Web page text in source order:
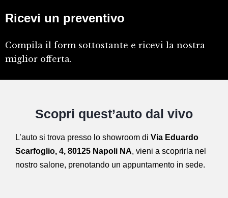
Ricevi un preventivo
Compila il form sottostante e ricevi la nostra
miglior offerta.
Scopri quest’auto dal vivo
L’auto si trova presso lo showroom di Via Eduardo
Scarfoglio, 4, 80125 Napoli NA, vieni a scoprirla nel
nostro salone, prenotando un appuntamento in sede.